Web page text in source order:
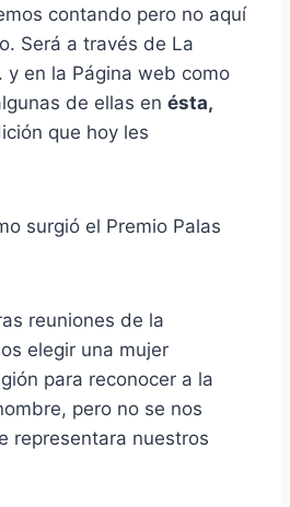
contando pero no aquí
Será a través de La
y en la Página web como
de ellas en ésta,
que hoy les
surgió el Premio Palas
reuniones de la
elegir una mujer
para reconocer a la
pero no se nos
representara nuestros